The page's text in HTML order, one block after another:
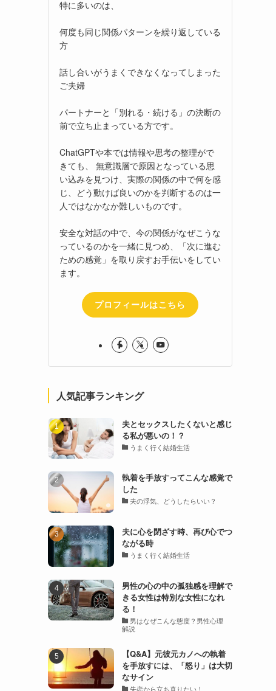
特に多いのは、
何度も同じ関係パターンを繰り返している
方
話し合いがうまくできなくなってしまった
ご夫婦
パートナーと「別れる・続ける」の決断の
前で立ち止まっている方です。
ChatGPTや本では情報や思考の整理がで
きても、 無意識層で原因となっている思
い込みを見つけ、実際の関係の中で何を感
じ、どう動けば良いのかを判断するのは一
人ではなかなか難しいものです。
安全な対話の中で、今の関係がなぜこうな
っているのかを一緒に見つめ、「次に進む
ための感覚」を取り戻すお手伝いをしてい
ます。
プロフィールはこちら
人気記事ランキング
夫とセックスしたくないと感じ
る私が悪いの！？
うまく行く結婚生活
執着を手放すってこんな感覚で
した
夫の浮気、どうしたらいい？
夫に心を閉ざす時、再び心でつ
ながる時
うまく行く結婚生活
男性の心の中の孤独感を理解で
きる女性は特別な女性になれ
る！
男はなぜこんな態度？男性心理
解説
【Q&A】元彼元カノへの執着
を手放すには、「怒り」は大切
なサイン
失恋から立ち直りたい！